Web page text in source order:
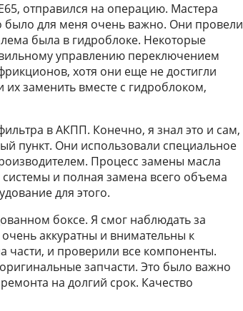
отправился на операцию. Мастера
было для меня очень важно. Они провели
была в гидроблоке. Некоторые
управлению переключением
хотя они еще не достигли
заменить вместе с гидроблоком,
в АКПП. Конечно, я знал это и сам,
пункт. Они использовали специальное
Процесс замены масла
и полная замена всего объема
для этого.
боксе. Я смог наблюдать за
аккуратны и внимательны к
части, и проверили все компоненты.
запчасти. Это было важно
на долгий срок. Качество